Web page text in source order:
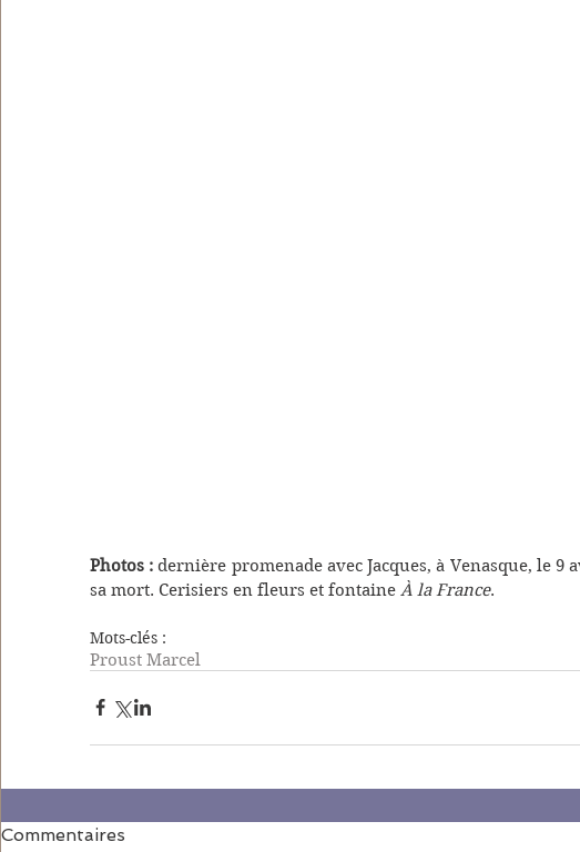
Photos : dernière promenade avec Jacques, à Venasque, le
sa mort. Cerisiers en fleurs et fontaine À la France.
Mots-clés :
Proust Marcel
Commentaires